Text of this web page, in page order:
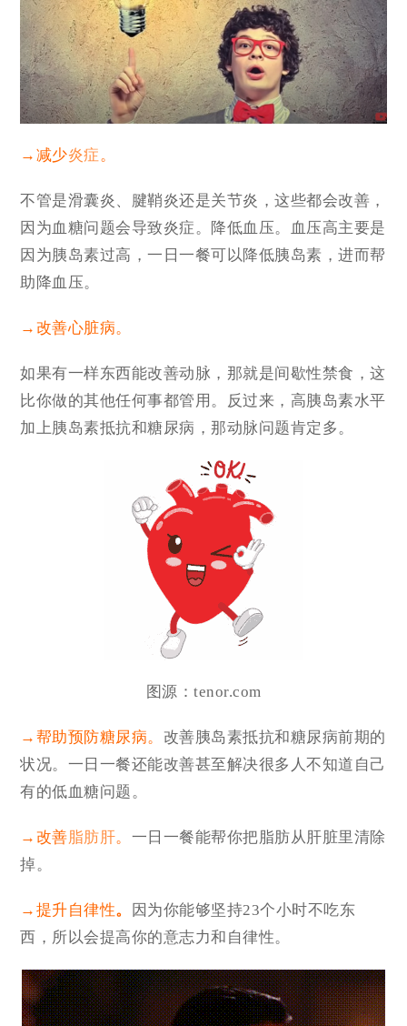
→减少炎症。
不管是滑囊炎、腱鞘炎还是关节炎，这些都会改善，
因为血糖问题会导致炎症。降低血压。血压高主要是
因为胰岛素过高，一日一餐可以降低胰岛素，进而帮
助降血压。
→改善心脏病。
如果有一样东西能改善动脉，那就是间歇性禁食，这
比你做的其他任何事都管用。反过来，高胰岛素水平
加上胰岛素抵抗和糖尿病，那动脉问题肯定多。
图源：tenor.com
→帮助预防糖尿病。 改善胰岛素抵抗和糖尿病前期的
状况。一日一餐还能改善甚至解决很多人不知道自己
有的低血糖问题。
→改善脂肪肝。 一日一餐能帮你把脂肪从肝脏里清除
掉。
→提升自律性。
因为你能够坚持23个小时不吃东
西，所以会提高你的意志力和自律性。